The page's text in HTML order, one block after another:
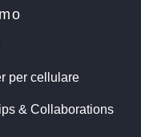
per cellulare
& Collaborations